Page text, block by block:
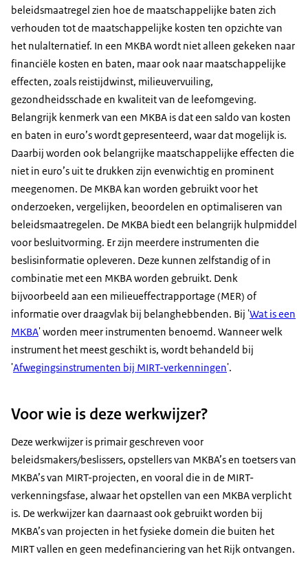
beleidsmaatregel zien hoe de maatschappelijke baten zich
verhouden tot de maatschappelijke kosten ten opzichte van
het nulalternatief. In een MKBA wordt niet alleen gekeken naar
financiële kosten en baten, maar ook naar maatschappelijke
effecten, zoals reistijdwinst, milieuvervuiling,
gezondheidsschade en kwaliteit van de leefomgeving.
Belangrijk kenmerk van een MKBA is dat een saldo van kosten
en baten in euro’s wordt gepresenteerd, waar dat mogelijk is.
Daarbij worden ook belangrijke maatschappelijke effecten die
niet in euro’s uit te drukken zijn evenwichtig en prominent
meegenomen. De MKBA kan worden gebruikt voor het
onderzoeken, vergelijken, beoordelen en optimaliseren van
beleidsmaatregelen. De MKBA biedt een belangrijk hulpmiddel
voor besluitvorming. Er zijn meerdere instrumenten die
beslisinformatie opleveren. Deze kunnen zelfstandig of in
combinatie met een MKBA worden gebruikt. Denk
bijvoorbeeld aan een milieueffectrapportage (MER) of
informatie over draagvlak bij belanghebbenden. Bij 'Wat is een
MKBA' worden meer instrumenten benoemd. Wanneer welk
instrument het meest geschikt is, wordt behandeld bij
'Afwegingsinstrumenten bij MIRT-verkenningen'.
Voor wie is deze werkwijzer?
Deze werkwijzer is primair geschreven voor
beleidsmakers/beslissers, opstellers van MKBA’s en toetsers van
MKBA’s van MIRT-projecten, en vooral die in de MIRT-
verkenningsfase, alwaar het opstellen van een MKBA verplicht
is. De werkwijzer kan daarnaast ook gebruikt worden bij
MKBA’s van projecten in het fysieke domein die buiten het
MIRT vallen en geen medefinanciering van het Rijk ontvangen.